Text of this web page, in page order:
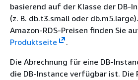
basierend auf der Klasse der DB-
(z. B. db.t3.small oder
Amazon-RDS-Preisen finden Sie
Produktseite
.
Die Abrechnung für eine DB-
die DB-Instance verfügbar ist. Die